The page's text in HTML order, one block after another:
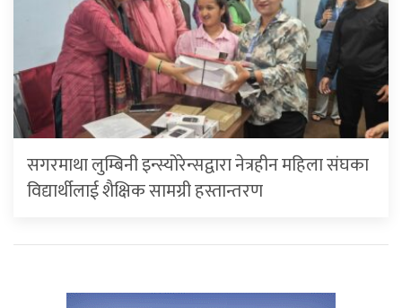
सगरमाथा लुम्बिनी इन्स्योरेन्सद्वारा नेत्रहीन महिला संघका
विद्यार्थीलाई शैक्षिक सामग्री हस्तान्तरण